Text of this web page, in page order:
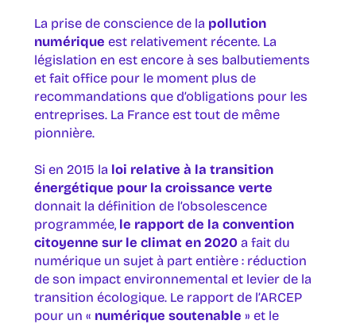
La prise de conscience de la pollution
numérique est relativement récente. La
législation en est encore à ses balbutiements
et fait office pour le moment plus de
recommandations que d’obligations pour les
entreprises. La France est tout de même
pionnière.
Si en 2015 la loi relative à la transition
énergétique pour la croissance verte
donnait la définition de l’obsolescence
programmée, le rapport de la convention
citoyenne sur le climat en 2020a fait du
numérique un sujet à part entière : réduction
de son impact environnemental et levier de la
transition écologique. Le rapport de l’ARCEP
pour un « numérique soutenable » et le